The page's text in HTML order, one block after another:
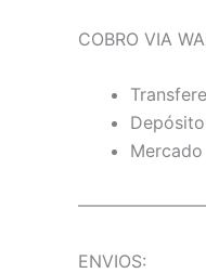
COBRO VIA
ENVIOS: